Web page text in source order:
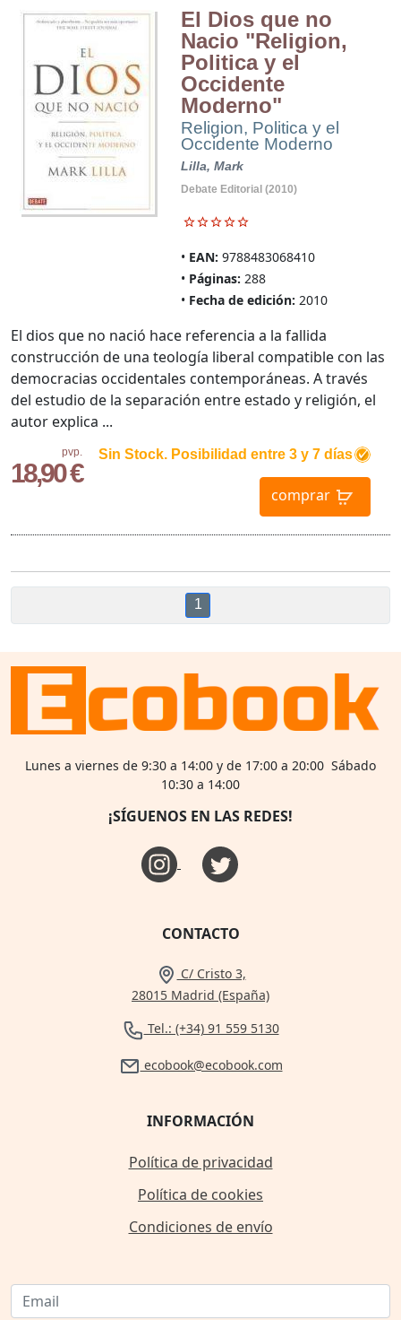
El Dios que no
Nacio "Religion,
Politica y el
Occidente
Moderno"
Religion, Politica y el
Occidente Moderno
Lilla, Mark
Debate Editorial (2010)
EAN: 9788483068410
Páginas: 288
Fecha de edición: 2010
pvp.
18,90 €
Sin Stock. Posibilidad entre 3 y 7 días
comprar
El dios que no nació hace referencia a la fallida
construcción de una teología liberal compatible con las
democracias occidentales contemporáneas. A través
del estudio de la separación entre estado y religión, el
autor explica ...
1
Lunes a viernes de 9:30 a 14:00 y de 17:00 a 20:00 Sábado
10:30 a 14:00
¡SÍGUENOS EN LAS REDES!
CONTACTO
C/ Cristo 3,
28015 Madrid (España)
Tel.: (+34) 91 559 5130
ecobook@ecobook.com
INFORMACIÓN
Política de privacidad
Política de cookies
Condiciones de envío